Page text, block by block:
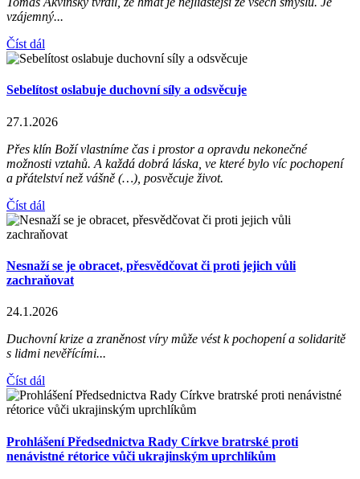
vzájemný...
Číst dál
Sebelítost oslabuje duchovní síly a odsvěcuje
27.1.2026
Přes klín Boží vlastníme čas i prostor a opravdu nekonečné
možnosti vztahů. A každá dobrá láska, ve které bylo víc pochopení
a přátelství než vášně (…), posvěcuje život.
Číst dál
Nesnaží se je obracet, přesvědčovat či proti jejich vůli
zachraňovat
24.1.2026
Duchovní krize a zraněnost víry může vést k pochopení a solidaritě
s lidmi nevěřícími...
Číst dál
Prohlášení Předsednictva Rady Církve bratrské proti
nenávistné rétorice vůči ukrajinským uprchlíkům